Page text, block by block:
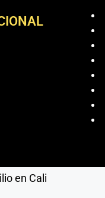
en Cali